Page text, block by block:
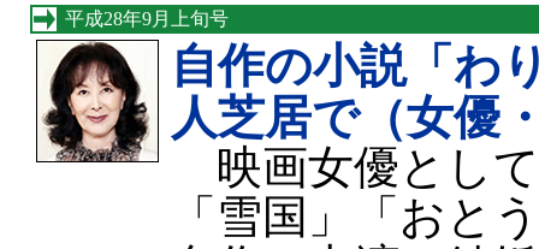
平成28年9月上旬号
自作の小説「わ
人芝居で（女優
映画女優とし
「雪国」「おと